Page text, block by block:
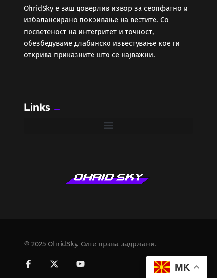
ОhridSky е ваш доверлив извор за сеопфатно и
избалансирано покривање на вестите. Со
посветеност на интегритет и точност,
обезбедуваме длабинско известување кое ги
открива приказните што се најважни.
Links
© 2025 OhridSky. Сите права задржани.
MK